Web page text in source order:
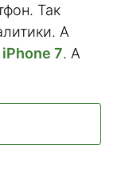
Так
А
iPhone 7. А